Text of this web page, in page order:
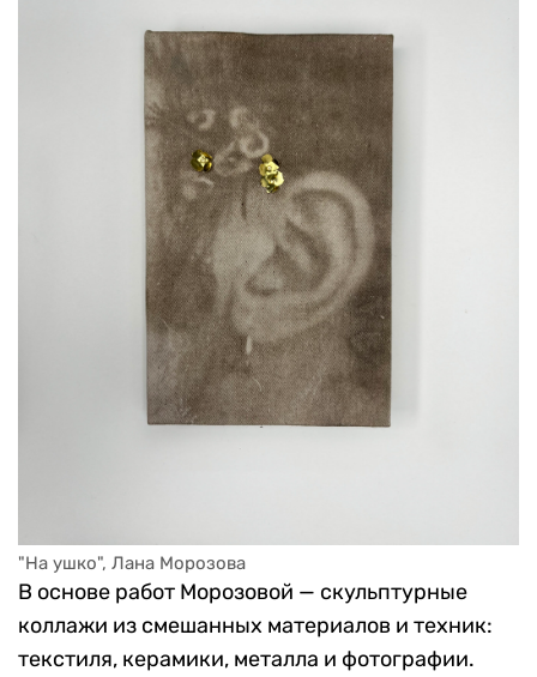
"На ушко", Лана Морозова
В основе работ Морозовой — скульптурные
коллажи из смешанных материалов и техник:
текстиля, керамики, металла и фотографии.